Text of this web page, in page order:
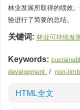
林业发展所取得的绩效
验进行了简要的总结。
关键词: 林业可持续发
Keywords:
development / non-
HTML全文